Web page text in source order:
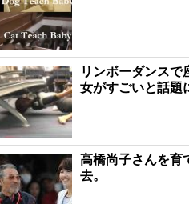
リンボーダンス
女がすごいと話題
高橋尚子さんを育
去。